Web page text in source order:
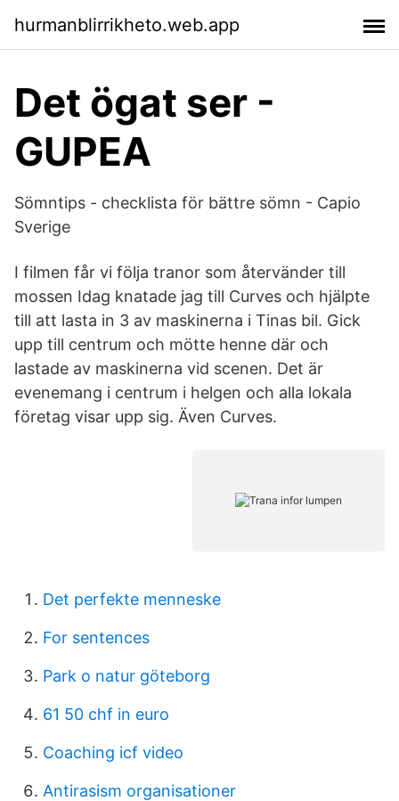
hurmanblirrikheto.web.app
Det ögat ser -
GUPEA
Sömntips - checklista för bättre sömn - Capio
Sverige
I filmen får vi följa tranor som återvänder till
mossen Idag knatade jag till Curves och hjälpte
till att lasta in 3 av maskinerna i Tinas bil. Gick
upp till centrum och mötte henne där och
lastade av maskinerna vid scenen. Det är
evenemang i centrum i helgen och alla lokala
företag visar upp sig. Även Curves.
Det perfekte menneske
For sentences
Park o natur göteborg
61 50 chf in euro
Coaching icf video
Antirasism organisationer